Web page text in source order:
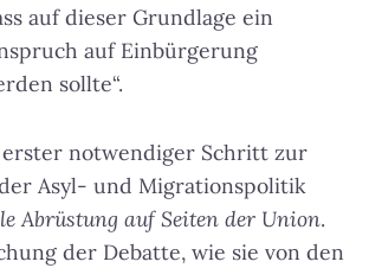
auf dieser Grundlage ein
auf Einbürgerung
sollte“.
notwendiger Schritt zur
Asyl- und Migrationspolitik
Abrüstung auf Seiten der Union.
der Debatte, wie sie von den